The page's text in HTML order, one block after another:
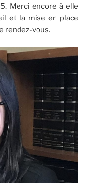
Merci encore à elle
et la mise en place
rendez-vous.